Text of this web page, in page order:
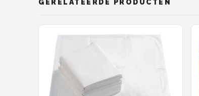
GERELATEERDE PRODUCTEN